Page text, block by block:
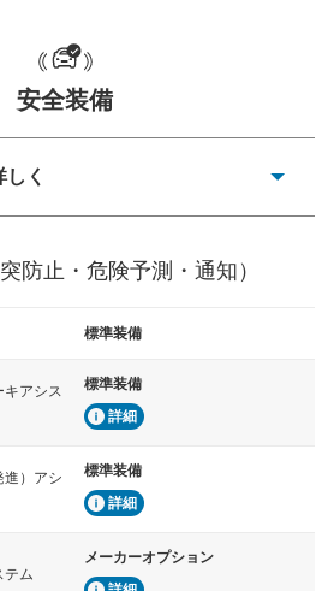
荷物のサイズの目安
安全装備
く
、ABSなどが装備されています。
所に潜む危険を予測・通知するためのシス
・コントロールなどが装備されています。
防止・危険予測・通知）
標準装備
アシス
標準装備
詳細
進）アシ
標準装備
詳細
テム
メーカーオプション